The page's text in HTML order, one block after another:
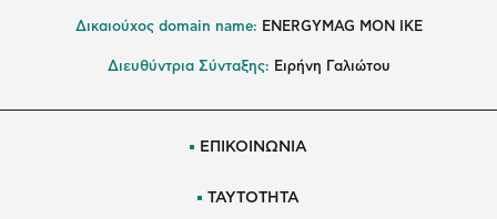
Δικαιούχος domain name: ENERGYMAG ΜΟΝ ΙΚΕ
Διευθύντρια Σύνταξης: Ειρήνη Γαλιώτου
ΕΠΙΚΟΙΝΩΝΙΑ
ΤΑΥΤΟΤΗΤΑ